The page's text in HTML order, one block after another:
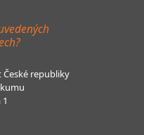
republiky